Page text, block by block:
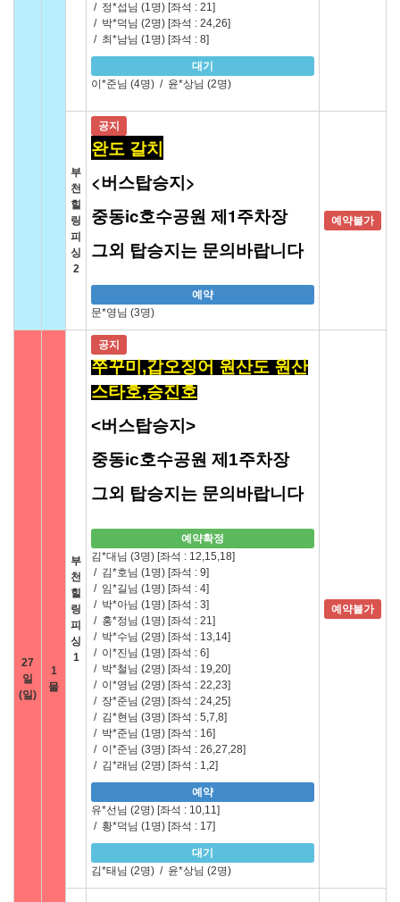
/ 정*섭님 (1명) [좌석 : 21]
/ 박*덕님 (2명) [좌석 : 24,26]
/ 최*남님 (1명) [좌석 : 8]
대기
이*준님 (4명) / 윤*상님 (2명)
부
천
힐
링
피
싱
2
공지
완도 갈치
<버스탑승지>
중동ic호수공원 제1주차장
그외 탑승지는 문의바랍니다
예약
문*영님 (3명)
예약불가
27
일
(일)
1
물
부
천
힐
링
피
싱
1
공지
쭈꾸미,갑오징어 원산도 원산
스타호,승진호
<버스탑승지>
중동ic호수공원 제1주차장
그외 탑승지는 문의바랍니다
예약확정
김*대님 (3명) [좌석 : 12,15,18]
/ 김*호님 (1명) [좌석 : 9]
/ 임*길님 (1명) [좌석 : 4]
/ 박*아님 (1명) [좌석 : 3]
/ 홍*정님 (1명) [좌석 : 21]
/ 박*수님 (2명) [좌석 : 13,14]
/ 이*진님 (1명) [좌석 : 6]
/ 박*철님 (2명) [좌석 : 19,20]
/ 이*영님 (2명) [좌석 : 22,23]
/ 장*준님 (2명) [좌석 : 24,25]
/ 김*현님 (3명) [좌석 : 5,7,8]
/ 박*준님 (1명) [좌석 : 16]
/ 이*준님 (3명) [좌석 : 26,27,28]
/ 김*래님 (2명) [좌석 : 1,2]
예약
유*선님 (2명) [좌석 : 10,11]
/ 황*덕님 (1명) [좌석 : 17]
대기
김*태님 (2명) / 윤*상님 (2명)
예약불가